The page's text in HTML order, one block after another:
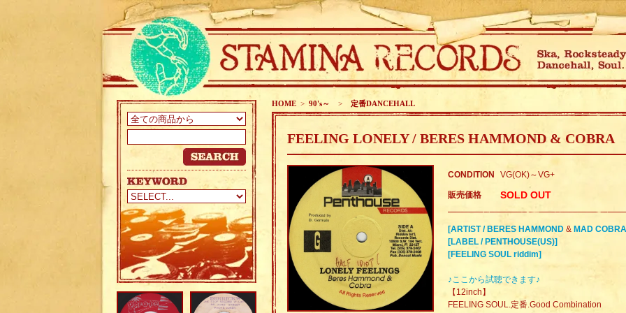
HOME > 90's～ > 定番DANCEHALL
FEELING LONELY / BERES HAMMOND & COBRA
CONDITION VG(OK)～VG+
販売価格 SOLD OUT
[ARTIST / BERES HAMMOND & MAD
[LABEL / PENTHOUSE(US)]
[FEELING SOUL riddim]
♪ここから試聴できます♪
【12inch】
FEELING SOUL.定番.Good Combination